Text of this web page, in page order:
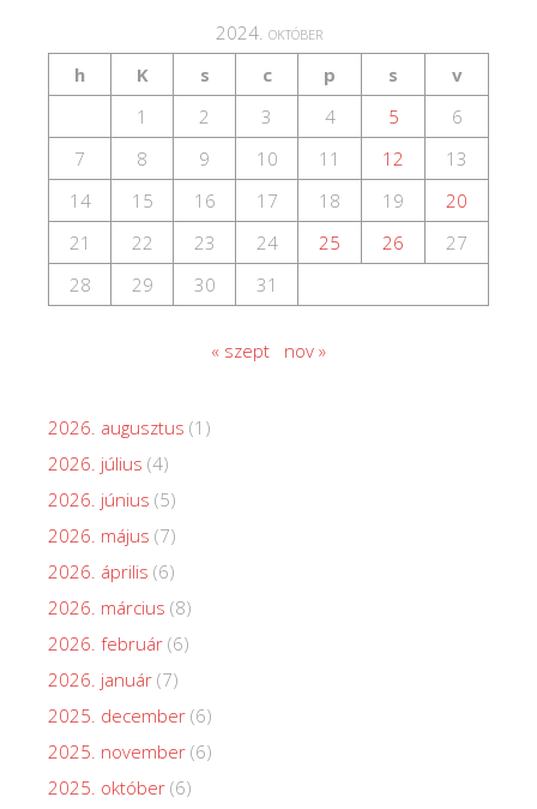
2024. október
h
K s c p s
v
1
2 3 4 5
6
7
8 9 10 11 12
13
14
15 16 17 18 19
20
21
22 23 24 25 26
27
28
29 30 31
« szept nov »
2026. augusztus (1)
2026. július (4)
2026. június (5)
2026. május (7)
2026. április (6)
2026. március (8)
2026. február (6)
2026. január (7)
2025. december (6)
2025. november (6)
2025. október (6)